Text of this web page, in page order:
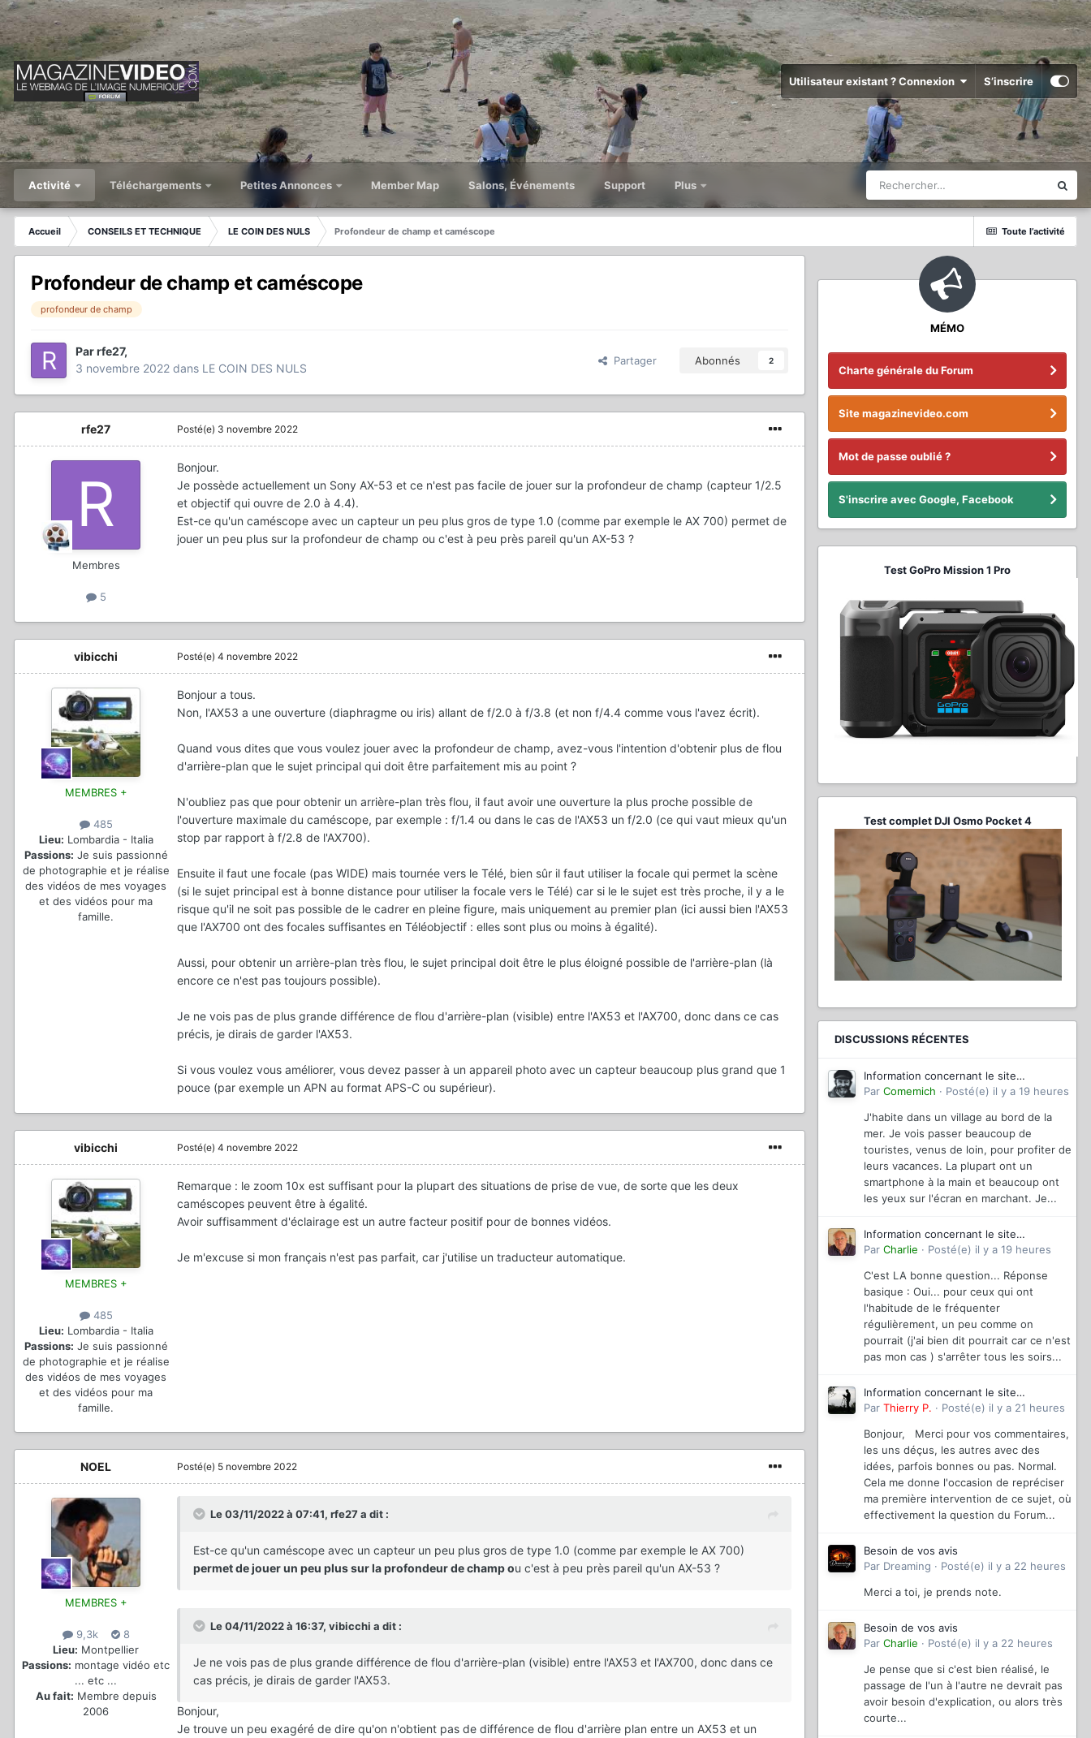
Utilisateur existant ? Connexion S’inscrire
Activité Téléchargements Petites Annonces Member Map Salons, Événements Support Plus
Toute l’activité
Accueil CONSEILS ET TECHNIQUE LE COIN DES NULS Profondeur de champ et caméscope
Profondeur de champ et caméscope
profondeur de champ
Parrfe27,
3 novembre 2022 dans LE COIN DES NULS
Partager Abonnés 2
rfe27
Membres
5
Posté(e) 3 novembre 2022
Bonjour.
Je possède actuellement un Sony AX-53 et ce n'est pas facile de jouer sur la profondeur de champ (capteur 1/2.5
et objectif qui ouvre de 2.0 à 4.4).
Est-ce qu'un caméscope avec un capteur un peu plus gros de type 1.0 (comme par exemple le AX 700) permet de
jouer un peu plus sur la profondeur de champ ou c'est à peu près pareil qu'un AX-53 ?
vibicchi
MEMBRES +
485
Lieu: Lombardia - Italia
Passions: Je suis passionné
de photographie et je réalise
des vidéos de mes voyages
et des vidéos pour ma
famille.
Posté(e) 4 novembre 2022
Bonjour a tous.
Non, l'AX53 a une ouverture (diaphragme ou iris) allant de f/2.0 à f/3.8 (et non f/4.4 comme vous l'avez écrit).
Quand vous dites que vous voulez jouer avec la profondeur de champ, avez-vous l'intention d'obtenir plus de flou
d'arrière-plan que le sujet principal qui doit être parfaitement mis au point ?
N'oubliez pas que pour obtenir un arrière-plan très flou, il faut avoir une ouverture la plus proche possible de
l'ouverture maximale du caméscope, par exemple : f/1.4 ou dans le cas de l'AX53 un f/2.0 (ce qui vaut mieux qu'un
stop par rapport à f/2.8 de l'AX700).
Ensuite il faut une focale (pas WIDE) mais tournée vers le Télé, bien sûr il faut utiliser la focale qui permet la scène
(si le sujet principal est à bonne distance pour utiliser la focale vers le Télé) car si le le sujet est très proche, il y a le
risque qu'il ne soit pas possible de le cadrer en pleine figure, mais uniquement au premier plan (ici aussi bien l'AX53
que l'AX700 ont des focales suffisantes en Téléobjectif : elles sont plus ou moins à égalité).
Aussi, pour obtenir un arrière-plan très flou, le sujet principal doit être le plus éloigné possible de l'arrière-plan (là
encore ce n'est pas toujours possible).
Je ne vois pas de plus grande différence de flou d'arrière-plan (visible) entre l'AX53 et l'AX700, donc dans ce cas
précis, je dirais de garder l'AX53.
Si vous voulez vous améliorer, vous devez passer à un appareil photo avec un capteur beaucoup plus grand que 1
pouce (par exemple un APN au format APS-C ou supérieur).
vibicchi
MEMBRES +
485
Lieu: Lombardia - Italia
Passions: Je suis passionné
de photographie et je réalise
des vidéos de mes voyages
et des vidéos pour ma
famille.
Posté(e) 4 novembre 2022
Remarque : le zoom 10x est suffisant pour la plupart des situations de prise de vue, de sorte que les deux
caméscopes peuvent être à égalité.
Avoir suffisamment d'éclairage est un autre facteur positif pour de bonnes vidéos.
Je m'excuse si mon français n'est pas parfait, car j'utilise un traducteur automatique.
NOEL
MEMBRES +
9,3k
8
Lieu: Montpellier
Passions: montage vidéo etc
... etc ...
Au fait: Membre depuis
2006
Posté(e) 5 novembre 2022
Le 03/11/2022 à 07:41, rfe27 a dit :
Est-ce qu'un caméscope avec un capteur un peu plus gros de type 1.0 (comme par exemple le AX 700)
permet de jouer un peu plus sur la profondeur de champ ou c'est à peu près pareil qu'un AX-53 ?
Le 04/11/2022 à 16:37, vibicchi a dit :
Je ne vois pas de plus grande différence de flou d'arrière-plan (visible) entre l'AX53 et l'AX700, donc dans ce
cas précis, je dirais de garder l'AX53.
Bonjour,
Je trouve un peu exagéré de dire qu'on n'obtient pas de différence de flou d'arrière plan entre un AX53 et un
MÉMO
Charte générale du Forum
Site magazinevideo.com
Mot de passe oublié ?
S'inscrire avec Google, Facebook
Test GoPro Mission 1 Pro
Test complet DJI Osmo Pocket 4
DISCUSSIONS RÉCENTES
Information concernant le site
magazinevideo
Par Comemich · Posté(e) il y a 19 heures
J'habite dans un village au bord de la
mer. Je vois passer beaucoup de
touristes, venus de loin, pour profiter de
leurs vacances. La plupart ont un
smartphone à la main et beaucoup ont
les yeux sur l'écran en marchant. Je...
Information concernant le site
magazinevideo
Par Charlie · Posté(e) il y a 19 heures
C'est LA bonne question... Réponse
basique : Oui... pour ceux qui ont
l'habitude de le fréquenter
régulièrement, un peu comme on
pourrait (j'ai bien dit pourrait car ce n'est
pas mon cas ) s'arrêter tous les soirs...
Information concernant le site
magazinevideo
Par Thierry P. · Posté(e) il y a 21 heures
Bonjour, Merci pour vos commentaires,
les uns déçus, les autres avec des
idées, parfois bonnes ou pas. Normal.
Cela me donne l'occasion de repréciser
ma première intervention de ce sujet, où
effectivement la question du Forum...
Besoin de vos avis
Par Dreaming · Posté(e) il y a 22 heures
Merci a toi, je prends note.
Besoin de vos avis
Par Charlie · Posté(e) il y a 22 heures
Je pense que si c'est bien réalisé, le
passage de l'un à l'autre ne devrait pas
avoir besoin d'explication, ou alors très
courte...